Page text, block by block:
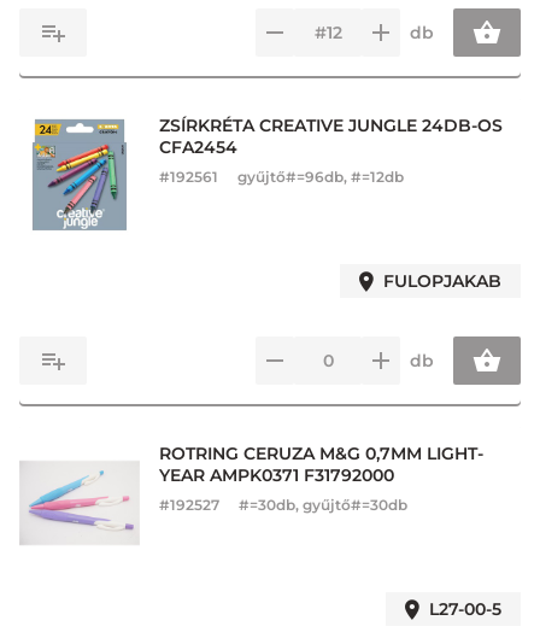
db
ZSÍRKRÉTA CREATIVE JUNGLE 24DB-OS
CFA2454
#192561 gyűjtő#=96db, #=12db
FULOPJAKAB
db
ROTRING CERUZA M&G 0,7MM LIGHT-
YEAR AMPK0371 F31792000
#192527 #=30db, gyűjtő#=30db
L27-00-5